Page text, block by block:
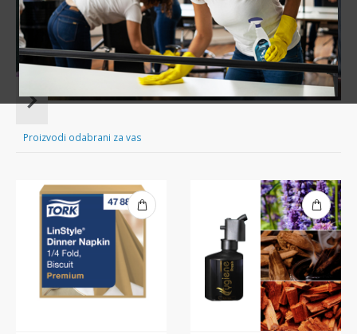
Sve za čišćenje tvog doma nadohvat ruke!
Item
ofProizvodi odabrani za vas